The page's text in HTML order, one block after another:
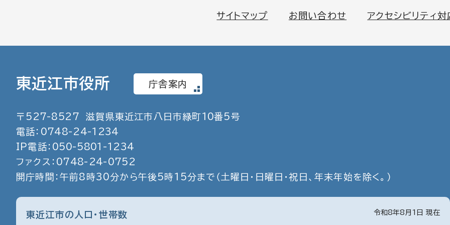
サイトマップ お問い合わせ アクセシビリティ
東近江市役所 庁舎案内
〒 527-8527 滋賀県東近江市八日市緑町10番5号
電話： 0748- 24-1234
IP電話： 050- 5801 -1234
ファクス： 0748- 24- 0752
開庁時間：午前8時30分から午後5時15分まで （土曜日・日曜日・祝日、年末年始を除く。）
東近江市の人口・世帯数 令和8年8月1日 現在